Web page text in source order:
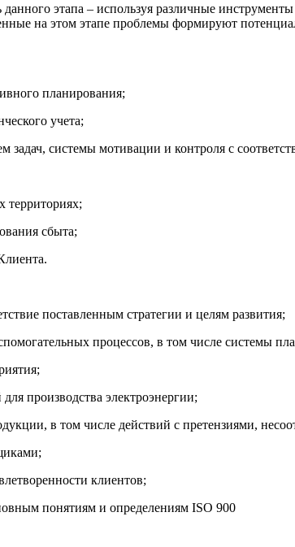
этапа – используя различные
на этом этапе проблемы формируют
планирования;
учета;
задач, системы мотивации и контроля с
территориях;
сбыта;
поставленным стратегии и целям развития;
процессов, в том числе системы
производства электроэнергии;
в том числе действий с претензиями,
клиентов;
понятиям и определениям ISO 900